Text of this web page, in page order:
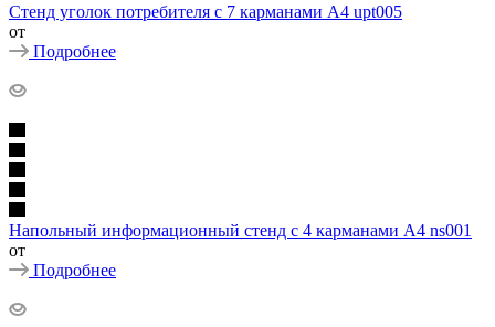
Стенд уголок потребителя с 7 карманами А4 upt005
от
Подробнее
Напольный информационный стенд с 4 карманами А4 ns001
от
Подробнее